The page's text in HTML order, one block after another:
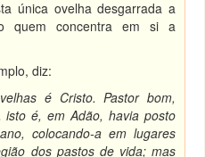
única ovelha desgarrada a
quem concentra em si a
diz:
é Cristo. Pastor bom,
é, em Adão, havia posto
colocando-a em lugares
dos pastos de vida; mas